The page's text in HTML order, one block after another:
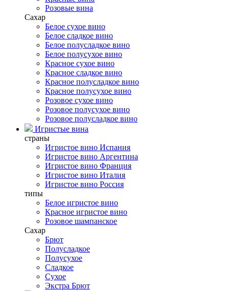
Розовые вина
Сахар
Белое сухое вино
Белое сладкое вино
Белое полусладкое вино
Белое полусухое вино
Красное сухое вино
Красное сладкое вино
Красное полусладкое вино
Красное полусухое вино
Розовое сухое вино
Розовое полусухое вино
Розовое полусладкое вино
Игристые вина
страны
Игристое вино Испания
Игристое вино Аргентина
Игристое вино Франция
Игристое вино Италия
Игристое вино Россия
типы
Белое игристое вино
Красное игристое вино
Розовое шампанское
Сахар
Брют
Полусладкое
Полусухое
Сладкое
Сухое
Экстра Брют